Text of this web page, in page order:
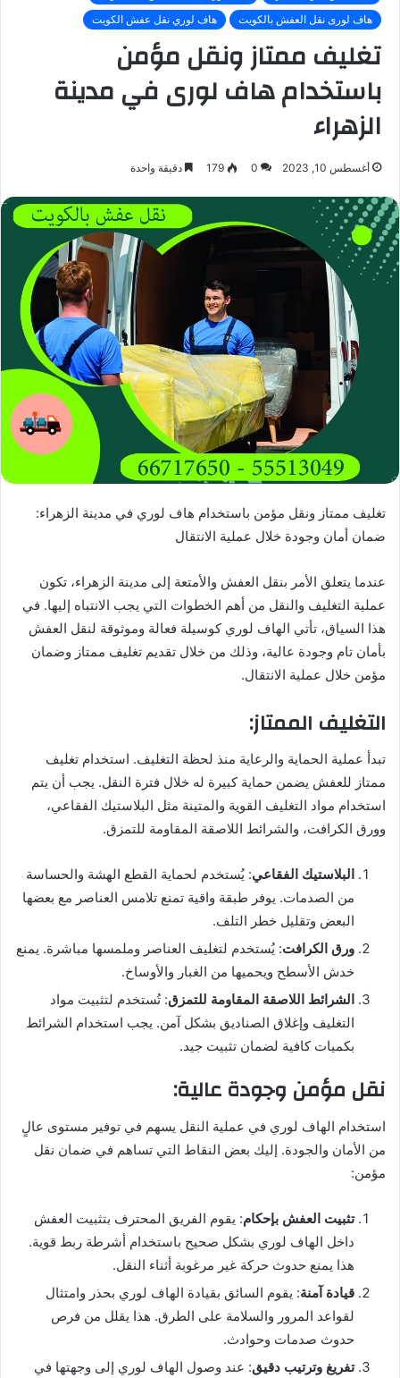
هاف لورى نقل العفش بالكويت
هاف لوري نقل عفش الكويت
تغليف ممتاز ونقل مؤمن
باستخدام هاف لورى في مدينة
الزهراء
أغسطس 10, 2023 0
179 دقيقة واحدة
تغليف ممتاز ونقل مؤمن باستخدام هاف لوري في مدينة الزهراء:
ضمان أمان وجودة خلال عملية الانتقال
عندما يتعلق الأمر بنقل العفش والأمتعة إلى مدينة الزهراء، تكون
عملية التغليف والنقل من أهم الخطوات التي يجب الانتباه إليها. في
هذا السياق، تأتي الهاف لوري كوسيلة فعالة وموثوقة لنقل العفش
بأمان تام وجودة عالية، وذلك من خلال تقديم تغليف ممتاز وضمان
مؤمن خلال عملية الانتقال.
التغليف الممتاز:
تبدأ عملية الحماية والرعاية منذ لحظة التغليف. استخدام تغليف
ممتاز للعفش يضمن حماية كبيرة له خلال فترة النقل. يجب أن يتم
استخدام مواد التغليف القوية والمتينة مثل البلاستيك الفقاعي،
وورق الكرافت، والشرائط اللاصقة المقاومة للتمزق.
البلاستيك الفقاعي: يُستخدم لحماية القطع الهشة والحساسة
من الصدمات. يوفر طبقة واقية تمنع تلامس العناصر مع بعضها
البعض وتقليل خطر التلف.
ورق الكرافت: يُستخدم لتغليف العناصر وملمسها مباشرة. يمنع
خدش الأسطح ويحميها من الغبار والأوساخ.
الشرائط اللاصقة المقاومة للتمزق: تُستخدم لتثبيت مواد
التغليف وإغلاق الصناديق بشكل آمن. يجب استخدام الشرائط
بكميات كافية لضمان تثبيت جيد.
نقل مؤمن وجودة عالية:
استخدام الهاف لوري في عملية النقل يسهم في توفير مستوى عالٍ
من الأمان والجودة. إليك بعض النقاط التي تساهم في ضمان نقل
مؤمن:
تثبيت العفش بإحكام: يقوم الفريق المحترف بتثبيت العفش
داخل الهاف لوري بشكل صحيح باستخدام أشرطة ربط قوية.
هذا يمنع حدوث حركة غير مرغوبة أثناء النقل.
قيادة آمنة: يقوم السائق بقيادة الهاف لوري بحذر وامتثال
لقواعد المرور والسلامة على الطرق. هذا يقلل من فرص
حدوث صدمات وحوادث.
تفريغ وترتيب دقيق: عند وصول الهاف لوري إلى وجهتها في